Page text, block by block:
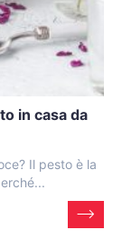
in casa da
Il pesto è la